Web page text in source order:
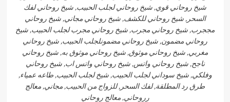
شيخ روحاني قوي, شيخ روحاني لجلب الحبيب, شيخ روحاني لفك
السحر, شيخ روحاني للكشف, شيخ روحاني مجاني, شيخ روحاني
مججرب, شيخ روحاني مجرب, شيخ روحاني مجرب لجلب الحبيب, شيخ
روحاني مضمون, شيخ روحاني مضمونلجلب الحبيب, شيخ روحاني
مغربي, شيخ روحاني موثوق, شيخ روحاني موثوق به, شيخ روحاني
ناجح, شيخ روحاني واتس, شيخ روحاني واتس اب, شيخ روحاني
وفلكي, شيخ سوداني لجلب الحبيب, شيخ لجلب الحبيب, طاعه عمياء,
طرق رد المطلقة, لفك السحر, للزواج من الحبيب, مجاني, معالج
رروحاني, معالج روحاني